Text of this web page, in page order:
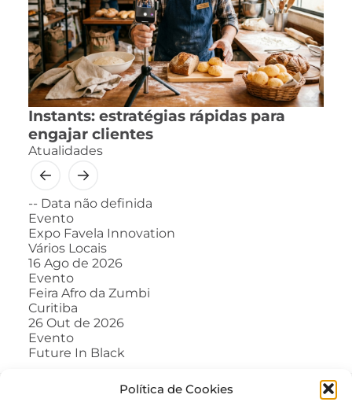
Política de Cookies
Instants: estratégias rápidas para
engajar clientes
Atualidades
-- Data não definida
Evento
Expo Favela Innovation
Vários Locais
16 Ago de 2026
Evento
Feira Afro da Zumbi
Curitiba
26 Out de 2026
Evento
Future In Black